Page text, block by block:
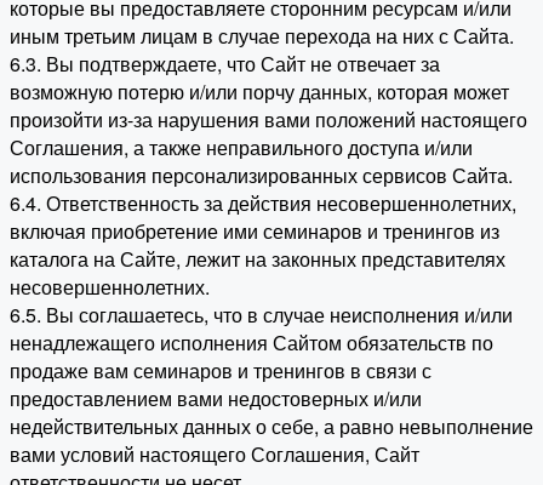
которые вы предоставляете сторонним ресурсам и/или
иным третьим лицам в случае перехода на них с Сайта.
6.3. Вы подтверждаете, что Сайт не отвечает за
возможную потерю и/или порчу данных, которая может
произойти из-за нарушения вами положений настоящего
Соглашения, а также неправильного доступа и/или
использования персонализированных сервисов Сайта.
6.4. Ответственность за действия несовершеннолетних,
включая приобретение ими семинаров и тренингов из
каталога на Сайте, лежит на законных представителях
несовершеннолетних.
6.5. Вы соглашаетесь, что в случае неисполнения и/или
ненадлежащего исполнения Сайтом обязательств по
продаже вам семинаров и тренингов в связи с
предоставлением вами недостоверных и/или
недействительных данных о себе, а равно невыполнение
вами условий настоящего Соглашения, Сайт